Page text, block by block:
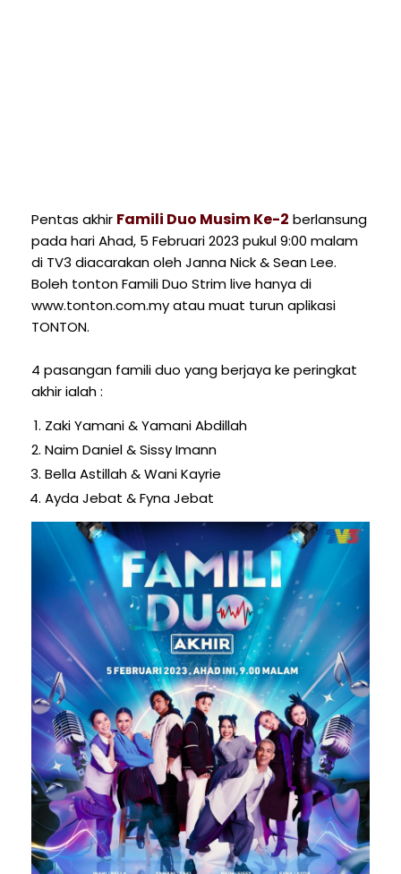
Pentas akhir Famili Duo Musim Ke-2 berlansung
pada hari Ahad, 5 Februari 2023 pukul 9:00 malam
di TV3 diacarakan oleh Janna Nick & Sean Lee.
Boleh tonton Famili Duo Strim live hanya di
www.tonton.com.my atau muat turun aplikasi
TONTON.
4 pasangan famili duo yang berjaya ke peringkat
akhir ialah :
Zaki Yamani & Yamani Abdillah
Naim Daniel & Sissy Imann
Bella Astillah & Wani Kayrie
Ayda Jebat & Fyna Jebat